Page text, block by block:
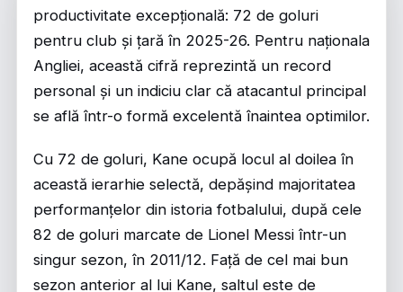
productivitate excepțională: 72 de goluri
pentru club și țară în 2025-26. Pentru naționala
Angliei, această cifră reprezintă un record
personal și un indiciu clar că atacantul principal
se află într-o formă excelentă înaintea optimilor.
Cu 72 de goluri, Kane ocupă locul al doilea în
această ierarhie selectă, depășind majoritatea
performanțelor din istoria fotbalului, după cele
82 de goluri marcate de Lionel Messi într-un
singur sezon, în 2011/12. Față de cel mai bun
sezon anterior al lui Kane, saltul este de